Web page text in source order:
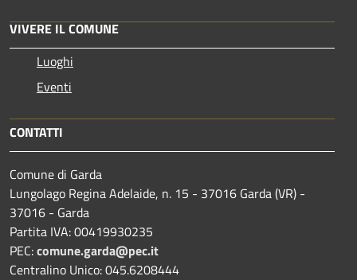
VIVERE IL COMUNE
Luoghi
Eventi
CONTATTI
Comune di Garda
Lungolago Regina Adelaide, n. 15 - 37016 Garda (VR) -
37016 - Garda
Partita IVA: 00419930235
PEC:comune.garda@pec.it
Centralino Unico: 045.6208444